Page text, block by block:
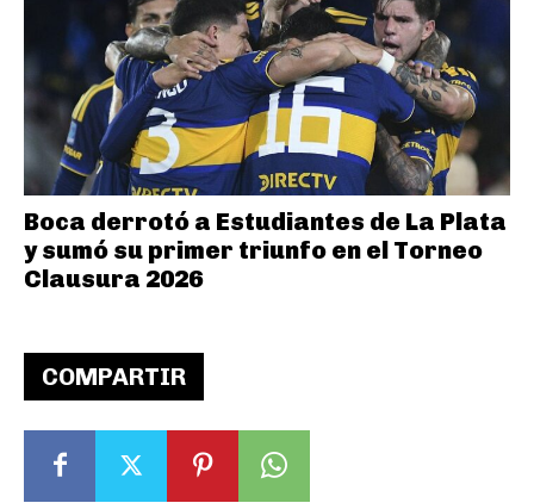
COMPARTIR
Boca derrotó a Estudiantes de La Plata
y sumó su primer triunfo en el Torneo
Clausura 2026